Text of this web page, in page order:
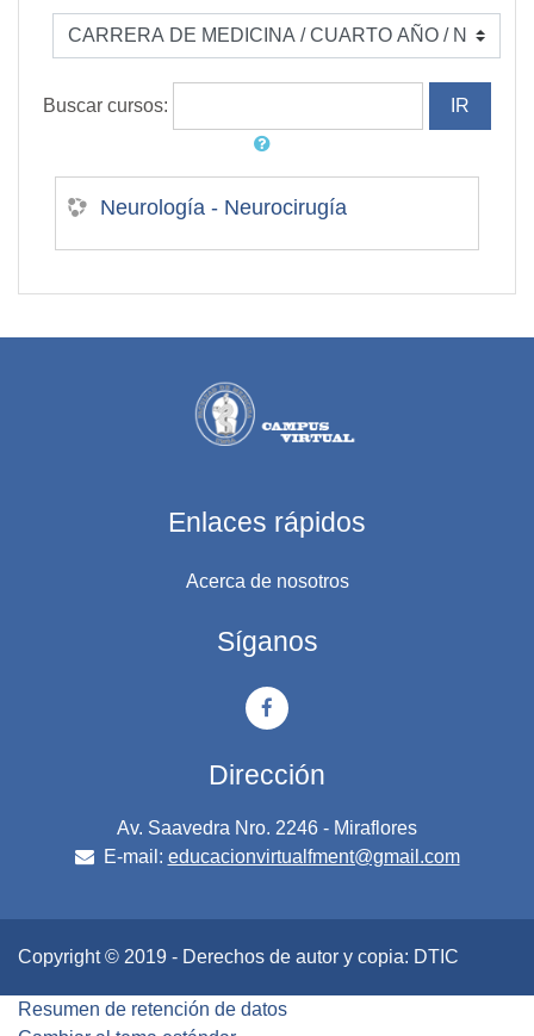
Buscar cursos:
Neurología - Neurocirugía
Enlaces rápidos
Acerca de nosotros
Síganos
Dirección
Av. Saavedra Nro. 2246 - Miraflores
E-mail: educacionvirtualfment@gmail.com
Copyright © 2019 - Derechos de autor y copia: DTIC
Resumen de retención de datos